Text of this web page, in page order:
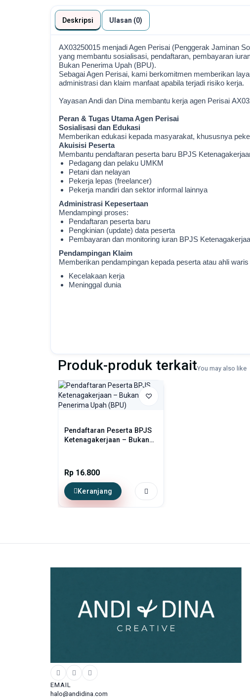
Deskripsi Ulasan (0)
AX03250015 menjadi Agen Perisai (Penggerak Jaminan
yang membantu sosialisasi, pendaftaran, pembayaran
Bukan Penerima Upah (BPU).
Sebagai Agen Perisai, kami berkomitmen memberikan
administrasi dan klaim manfaat apabila terjadi risiko kerja.
Yayasan Andi dan Dina membantu kerja agen Perisai
Peran & Tugas Utama Agen Perisai
Sosialisasi dan Edukasi
Memberikan edukasi kepada masyarakat, khususnya
Akuisisi Peserta
Membantu pendaftaran peserta baru BPJS
Pedagang dan pelaku UMKM
Petani dan nelayan
Pekerja lepas (freelancer)
Pekerja mandiri dan sektor informal lainnya
Administrasi Kepesertaan
Mendampingi proses:
Pendaftaran peserta baru
Pengkinian (update) data peserta
Pembayaran dan monitoring iuran BPJS
Pendampingan Klaim
Memberikan pendampingan kepada peserta atau ahli waris
Kecelakaan kerja
Meninggal dunia
Produk-produk terkaitYou may also like
♡
Pendaftaran Peserta BPJS
Ketenagakerjaan – Bukan
Rp 16.800
Keranjang
EMAIL
halo@andidina.com